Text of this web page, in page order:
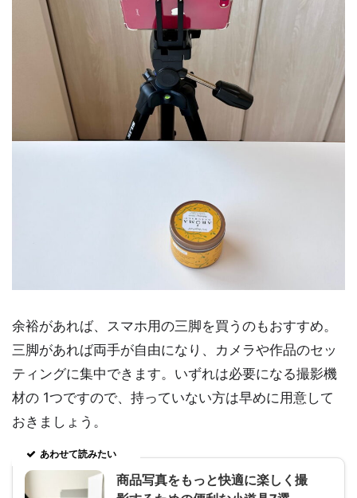
余裕があれば、スマホ用の三脚を買うのもおすすめ。
三脚があれば両手が自由になり、カメラや作品のセッ
ティングに集中できます。いずれは必要になる撮影機
材の 1つですので、持っていない方は早めに用意して
おきましょう。
あわせて読みたい
商品写真をもっと快適に楽しく撮